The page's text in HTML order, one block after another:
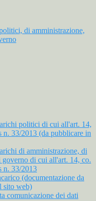
di amministrazione,
politici di cui all'art. 14,
n. 33/2013 (da pubblicare in
di amministrazione, di
governo di cui all'art. 14, co.
n. 33/2013
(documentazione da
sito web)
comunicazione dei dati